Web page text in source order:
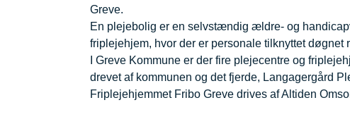
Greve.
En plejebolig er en selvstændig ældre- og
friplejehjem, hvor der er personale tilknyttet døgnet
I Greve Kommune er der fire plejecentre og
drevet af kommunen og det fjerde, Langagergård
Friplejehjemmet Fribo Greve drives af Altiden